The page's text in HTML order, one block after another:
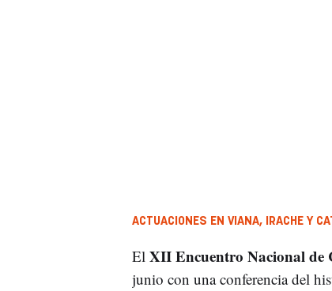
ACTUACIONES EN VIANA, IRACHE Y
El XII Encuentro Nacional de
junio con una conferencia del